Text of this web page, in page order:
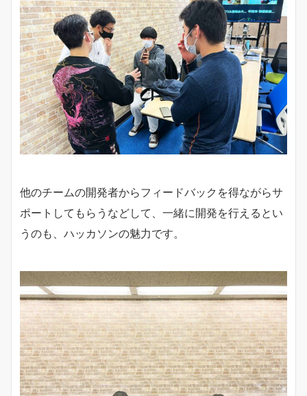
他のチームの開発者からフィードバックを得ながらサ
ポートしてもらうなどして、一緒に開発を行えるとい
うのも、ハッカソンの魅力です。